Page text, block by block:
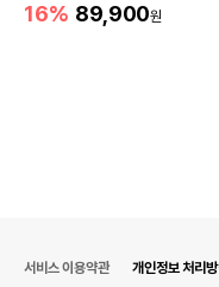
16% 89,900원
서비스 이용약관 개인정보 처리